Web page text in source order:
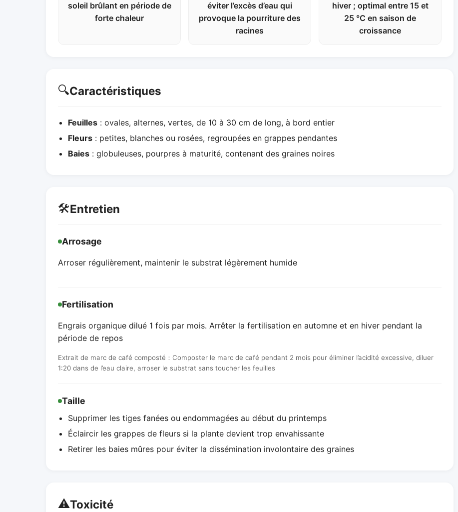
soleil brûlant en période de
forte chaleur
éviter l’excès d’eau qui
provoque la pourriture des
racines
hiver ; optimal entre 15 et
25 °C en saison de
croissance
🔍Caractéristiques
Feuilles : ovales, alternes, vertes, de 10 à 30 cm de long, à bord entier
Fleurs : petites, blanches ou rosées, regroupées en grappes pendantes
Baies : globuleuses, pourpres à maturité, contenant des graines noires
🛠️Entretien
Arrosage
Arroser régulièrement, maintenir le substrat légèrement humide
Fertilisation
Engrais organique dilué 1 fois par mois. Arrêter la fertilisation en automne et en hiver pendant la
période de repos
Extrait de marc de café composté：Composter le marc de café pendant 2 mois pour éliminer l’acidité excessive, diluer
1:20 dans de l’eau claire, arroser le substrat sans toucher les feuilles
Taille
Supprimer les tiges fanées ou endommagées au début du printemps
Éclaircir les grappes de fleurs si la plante devient trop envahissante
Retirer les baies mûres pour éviter la dissémination involontaire des graines
⚠️Toxicité